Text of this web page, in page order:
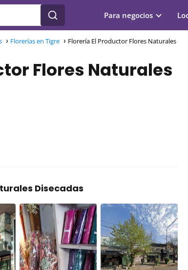
Para negocios
Florerías en Tigre
Florería El Productor Flores Naturales
Flores Naturales
Disecadas